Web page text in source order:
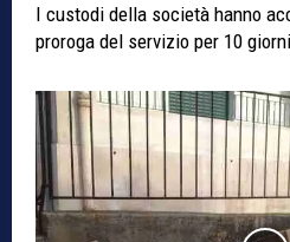
I custodi della società hanno
proroga del servizio per 10